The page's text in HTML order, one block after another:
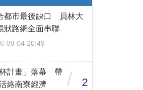
都市最後缺口 員林大
狀路網全面串聯
08-04 20:49
計畫」落幕 帶
絡南寮經濟
/ 2